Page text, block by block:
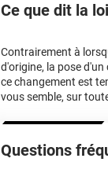
Ce que dit la
Contrairement à
d'origine, la pose
ce changement est
vous semble, sur
Questions